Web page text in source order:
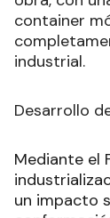
container
industrial.
Desarrollo
Mediante el
un impacto